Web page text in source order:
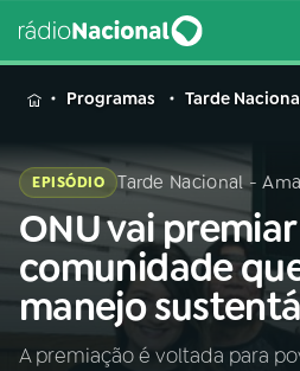
MENU
Buscar
na
Rádio
Nacional
Buscar
AO VIVO
Programas Tarde
EPISÓDIO Tarde Nacional -
ONU vai premiar
comunidade
manejo
A premiação é voltada para